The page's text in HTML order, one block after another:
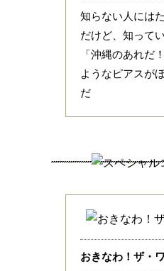
知らない人には
だけど、知って
「沖縄のあれだ
ようなピアスが
だ
おきなわ！ザ・